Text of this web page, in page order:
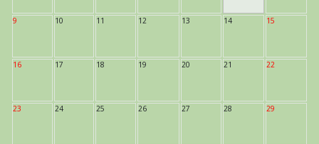
9 10 11 12 13 14 15
16 17 18 19 20 21 22
23 24 25 26 27 28 29